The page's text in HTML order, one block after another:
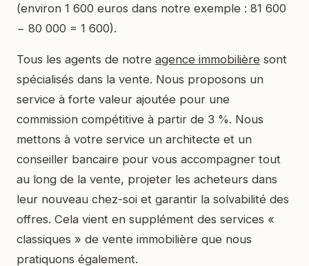
(environ 1 600 euros dans notre exemple : 81 600
− 80 000 = 1 600).
Tous les agents de notre agence immobilière sont
spécialisés dans la vente. Nous proposons un
service à forte valeur ajoutée pour une
commission compétitive à partir de 3 %. Nous
mettons à votre service un architecte et un
conseiller bancaire pour vous accompagner tout
au long de la vente, projeter les acheteurs dans
leur nouveau chez-soi et garantir la solvabilité des
offres. Cela vient en supplément des services «
classiques » de vente immobilière que nous
pratiquons également.